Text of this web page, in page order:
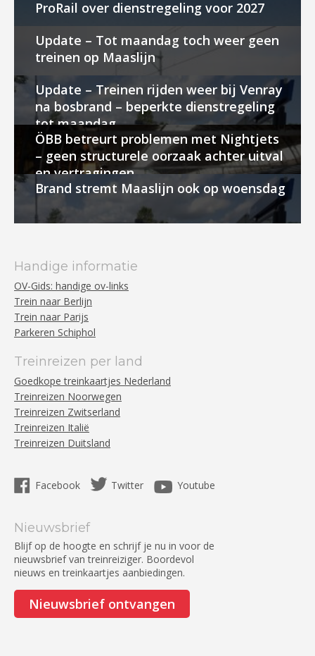
ProRail over dienstregeling voor 2027
Update – Tot maandag toch weer geen
treinen op Maaslijn
Update – Treinen rijden weer bij Venray
na bosbrand – beperkte dienstregeling
tot maandag
ÖBB betreurt problemen met Nightjets
– geen structurele oorzaak achter uitval
en vertragingen
Brand stremt Maaslijn ook op woensdag
Handige informatie
OV-Gids: handige ov-links
Trein naar Berlijn
Trein naar Parijs
Parkeren Schiphol
Treinreizen per land
Goedkope treinkaartjes Nederland
Treinreizen Noorwegen
Treinreizen Zwitserland
Treinreizen Italië
Treinreizen Duitsland
Facebook Twitter Youtube
Nieuwsbrief
Blijf op de hoogte en schrijf je nu in voor de
nieuwsbrief van treinreiziger. Boordevol
nieuws en treinkaartjes aanbiedingen.
Nieuwsbrief ontvangen